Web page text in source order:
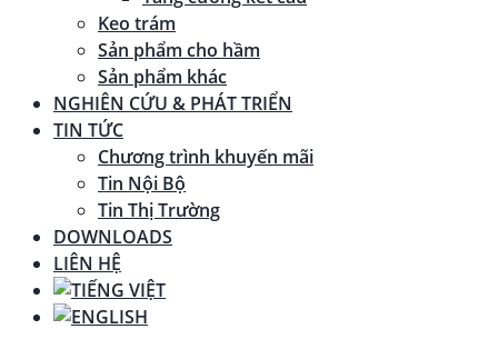
Keo trám
Sản phẩm cho hầm
Sản phẩm khác
NGHIÊN CỨU & PHÁT TRIỂN
TIN TỨC
Chương trình khuyến mãi
Tin Nội Bộ
Tin Thị Trường
DOWNLOADS
LIÊN HỆ